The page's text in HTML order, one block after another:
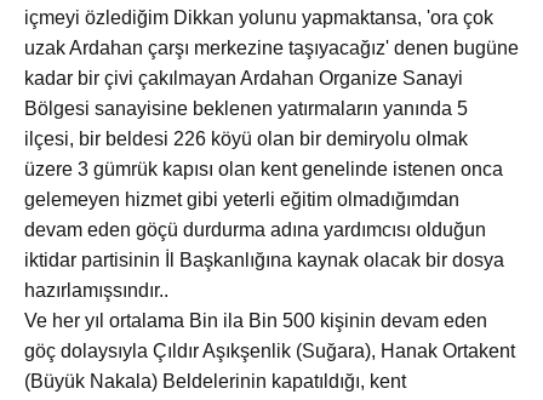
içmeyi özlediğim Dikkan yolunu yapmaktansa, 'ora çok
uzak Ardahan çarşı merkezine taşıyacağız' denen bugüne
kadar bir çivi çakılmayan Ardahan Organize Sanayi
Bölgesi sanayisine beklenen yatırmaların yanında 5
ilçesi, bir beldesi 226 köyü olan bir demiryolu olmak
üzere 3 gümrük kapısı olan kent genelinde istenen onca
gelemeyen hizmet gibi yeterli eğitim olmadığımdan
devam eden göçü durdurma adına yardımcısı olduğun
iktidar partisinin İl Başkanlığına kaynak olacak bir dosya
hazırlamışsındır..
Ve her yıl ortalama Bin ila Bin 500 kişinin devam eden
göç dolaysıyla Çıldır Aşıkşenlik (Suğara), Hanak Ortakent
(Büyük Nakala) Beldelerinin kapatıldığı, kent